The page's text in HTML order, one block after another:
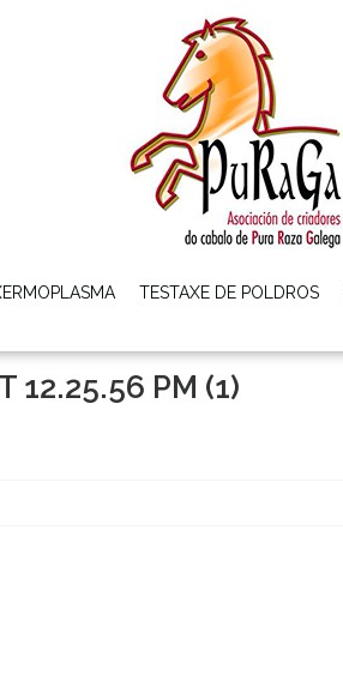
TESTAXE DE POLDROS
12.25.56 PM (1)